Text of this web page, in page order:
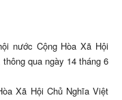
nước Cộng Hòa Xã Hội
qua ngày 14 tháng 6
Xã Hội Chủ Nghĩa Việt